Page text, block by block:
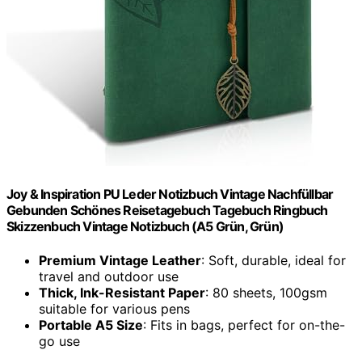
Joy & Inspiration PU Leder Notizbuch Vintage Nachfüllbar
Gebunden Schönes Reisetagebuch Tagebuch Ringbuch
Skizzenbuch Vintage Notizbuch (A5 Grün, Grün)
Premium Vintage Leather: Soft, durable, ideal for
travel and outdoor use
Thick, Ink-Resistant Paper: 80 sheets, 100gsm
suitable for various pens
Portable A5 Size: Fits in bags, perfect for on-the-
go use